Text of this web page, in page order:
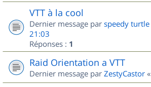
VTT à la cool
Dernier message par speedy turtle
21:03
Réponses : 1
Raid Orientation a VTT
Dernier message par ZestyCastor «